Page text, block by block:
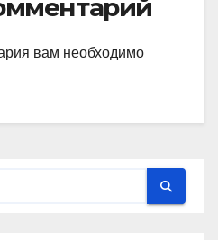
вам необходимо